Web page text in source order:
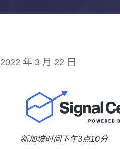
2022 年 3 月 22 日
新加坡时间下午3点10分